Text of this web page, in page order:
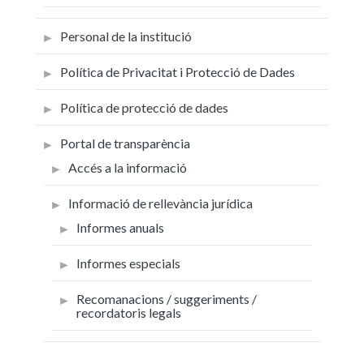
Personal de la institució
Política de Privacitat i Protecció de Dades
Política de protecció de dades
Portal de transparència
Accés a la informació
Informació de rellevància jurídica
Informes anuals
Informes especials
Recomanacions / suggeriments /
recordatoris legals